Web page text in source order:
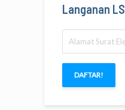
Langanan LS
Surat
Elektronik
DAFTAR!